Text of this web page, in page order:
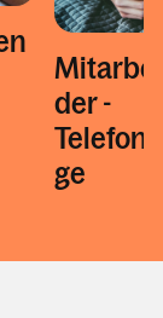
der ­
ge